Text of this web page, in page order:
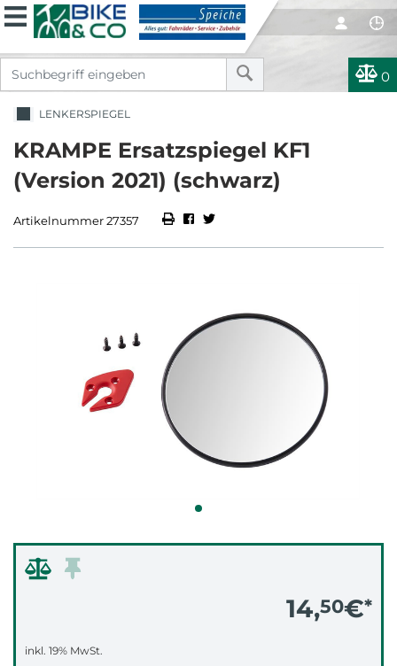
0
LENKERSPIEGEL
KRAMPE Ersatzspiegel KF1
(Version 2021) (schwarz)
Artikelnummer 27357
14,50€*
inkl. 19% MwSt.